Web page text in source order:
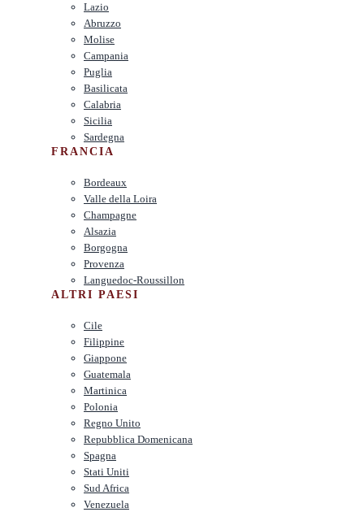
Lazio
Abruzzo
Molise
Campania
Puglia
Basilicata
Calabria
Sicilia
Sardegna
FRANCIA
Bordeaux
Valle della Loira
Champagne
Alsazia
Borgogna
Provenza
Languedoc-Roussillon
ALTRI PAESI
Cile
Filippine
Giappone
Guatemala
Martinica
Polonia
Regno Unito
Repubblica Domenicana
Spagna
Stati Uniti
Sud Africa
Venezuela